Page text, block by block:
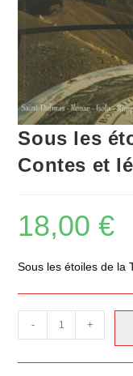
Sous les
Contes et
18,00€
Sous les étoiles de la
- +